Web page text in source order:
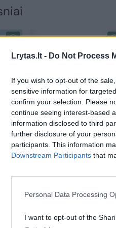
Lrytas.lt - Do Not Process
If you wish to opt-out of the
sensitive information for
confirm your selection. Please
continue seeing interest-based
information disclosed to third
further disclosure of your
participants. This information
Downstream Participants that
Personal Data Processing
I want to opt-out of the
Vasaros
festivaliai -
kitomis akimis:
kodėl smagu
juose dirbti